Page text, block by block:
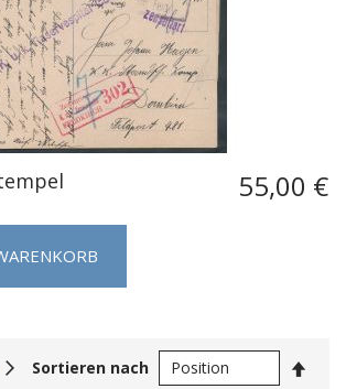
55,00 €
Weiter
Sortieren nach